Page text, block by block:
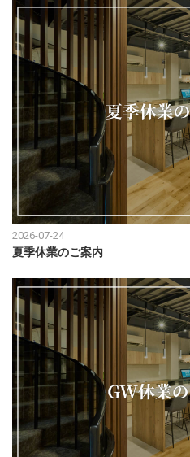
2026-07-24
夏季休業のご案内